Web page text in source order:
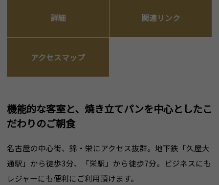
詳細 関連リンク
アクセスマップ
機能的な客室と、焼き立てパンを中心としたこ
だわりのご朝食
名古屋の中心街、錦・栄にアクセス抜群。地下鉄「久屋大
通駅」から徒歩3分、「栄駅」から徒歩7分。ビジネスにも
レジャーにも便利にご利用頂けます。